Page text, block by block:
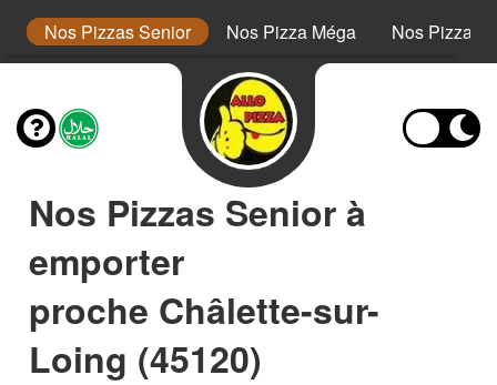
Nos Pizzas Senior Nos Pizza Méga Nos Pizzas
Nos Pizzas Senior à
emporter
proche Châlette-sur-
Loing (45120)